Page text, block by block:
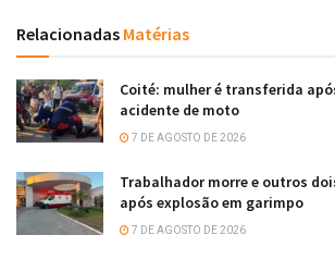
Relacionadas Matérias
Coité: mulher é transferida
acidente de moto
7 DE AGOSTO DE 2026
Trabalhador morre e outros
após explosão em garimpo
7 DE AGOSTO DE 2026